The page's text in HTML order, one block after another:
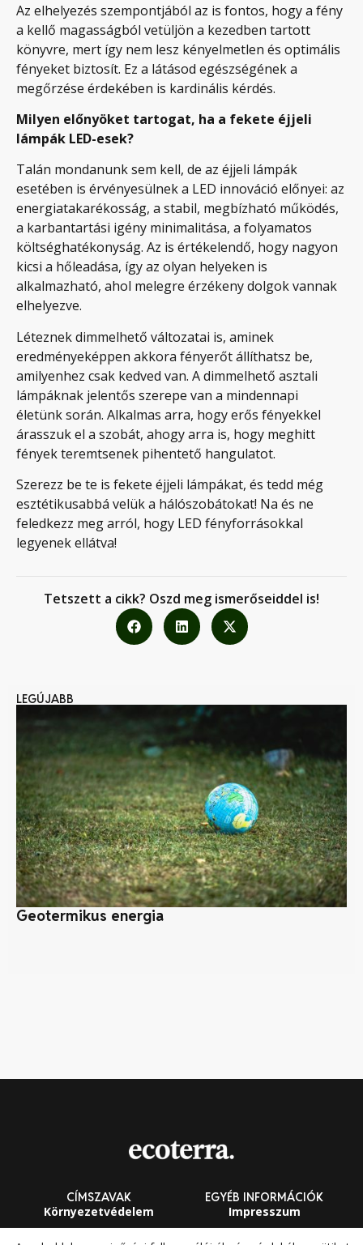
Az elhelyezés szempontjából az is fontos, hogy a fény
a kellő magasságból vetüljön a kezedben tartott
könyvre, mert így nem lesz kényelmetlen és optimális
fényeket biztosít. Ez a látásod egészségének a
megőrzése érdekében is kardinális kérdés.
Milyen előnyöket tartogat, ha a fekete éjjeli
lámpák LED-esek?
Talán mondanunk sem kell, de az éjjeli lámpák
esetében is érvényesülnek a LED innováció előnyei: az
energiatakarékosság, a stabil, megbízható működés,
a karbantartási igény minimalitása, a folyamatos
költséghatékonyság. Az is értékelendő, hogy nagyon
kicsi a hőleadása, így az olyan helyeken is
alkalmazható, ahol melegre érzékeny dolgok vannak
elhelyezve.
Léteznek dimmelhető változatai is, aminek
eredményeképpen akkora fényerőt állíthatsz be,
amilyenhez csak kedved van. A dimmelhető asztali
lámpáknak jelentős szerepe van a mindennapi
életünk során. Alkalmas arra, hogy erős fényekkel
árasszuk el a szobát, ahogy arra is, hogy meghitt
fények teremtsenek pihentető hangulatot.
Szerezz be te is fekete éjjeli lámpákat, és tedd még
esztétikusabbá velük a hálószobátokat! Na és ne
feledkezz meg arról, hogy LED fényforrásokkal
legyenek ellátva!
Tetszett a cikk? Oszd meg ismerőseiddel is!
LEGÚJABB
Geotermikus energia
CÍMSZAVAK
Környezetvédelem
EGYÉB INFORMÁCIÓK
Impresszum